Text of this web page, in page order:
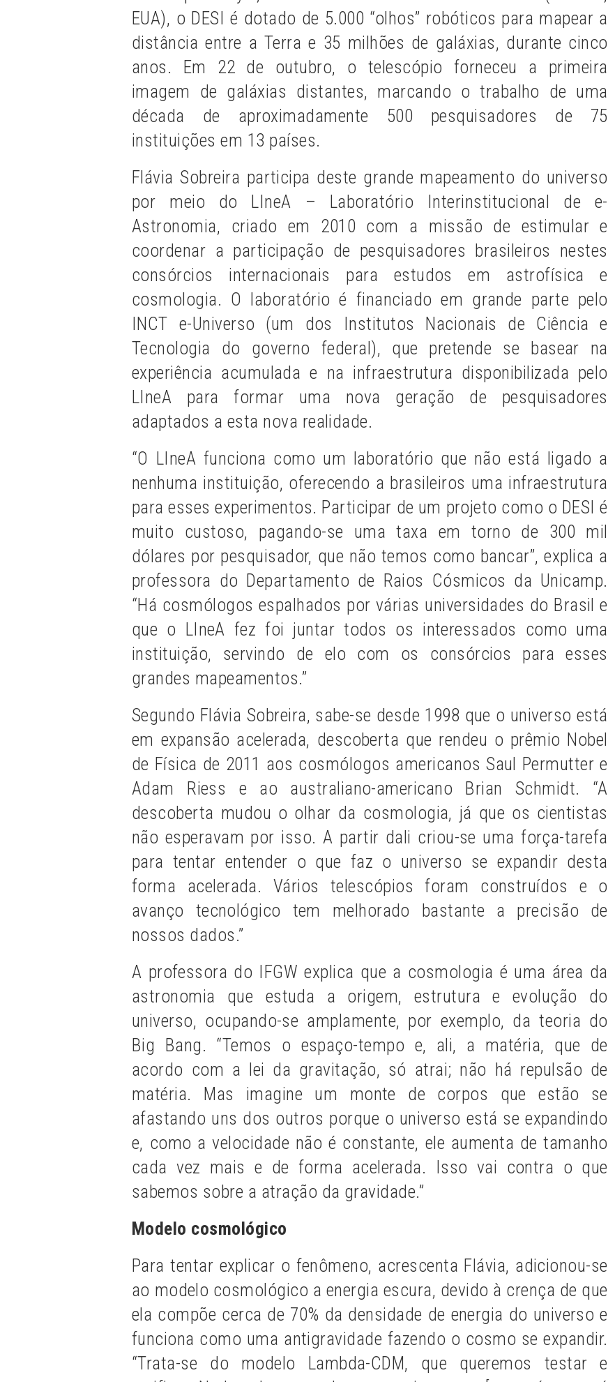
EUA), o DESI é dotado de 5.000 “olhos” robóticos para mapear a
distância entre a Terra e 35 milhões de galáxias, durante cinco
anos. Em 22 de outubro, o telescópio forneceu a primeira
imagem de galáxias distantes, marcando o trabalho de uma
década de aproximadamente 500 pesquisadores de 75
instituições em 13 países.
Flávia Sobreira participa deste grande mapeamento do universo
por meio do LIneA – Laboratório Interinstitucional de e-
Astronomia, criado em 2010 com a missão de estimular e
coordenar a participação de pesquisadores brasileiros nestes
consórcios internacionais para estudos em astrofísica e
cosmologia. O laboratório é financiado em grande parte pelo
INCT e-Universo (um dos Institutos Nacionais de Ciência e
Tecnologia do governo federal), que pretende se basear na
experiência acumulada e na infraestrutura disponibilizada pelo
LIneA para formar uma nova geração de pesquisadores
adaptados a esta nova realidade.
“O LIneA funciona como um laboratório que não está ligado a
nenhuma instituição, oferecendo a brasileiros uma infraestrutura
para esses experimentos. Participar de um projeto como o DESI é
muito custoso, pagando-se uma taxa em torno de 300 mil
dólares por pesquisador, que não temos como bancar”, explica a
professora do Departamento de Raios Cósmicos da Unicamp.
“Há cosmólogos espalhados por várias universidades do Brasil e
que o LIneA fez foi juntar todos os interessados como uma
instituição, servindo de elo com os consórcios para esses
grandes mapeamentos.”
Segundo Flávia Sobreira, sabe-se desde 1998 que o universo está
em expansão acelerada, descoberta que rendeu o prêmio Nobel
de Física de 2011 aos cosmólogos americanos Saul Permutter e
Adam Riess e ao australiano-americano Brian Schmidt. “A
descoberta mudou o olhar da cosmologia, já que os cientistas
não esperavam por isso. A partir dali criou-se uma força-tarefa
para tentar entender o que faz o universo se expandir desta
forma acelerada. Vários telescópios foram construídos e o
avanço tecnológico tem melhorado bastante a precisão de
nossos dados.”
A professora do IFGW explica que a cosmologia é uma área da
astronomia que estuda a origem, estrutura e evolução do
universo, ocupando-se amplamente, por exemplo, da teoria do
Big Bang. “Temos o espaço-tempo e, ali, a matéria, que de
acordo com a lei da gravitação, só atrai; não há repulsão de
matéria. Mas imagine um monte de corpos que estão se
afastando uns dos outros porque o universo está se expandindo
e, como a velocidade não é constante, ele aumenta de tamanho
cada vez mais e de forma acelerada. Isso vai contra o que
sabemos sobre a atração da gravidade.”
Modelo cosmológico
Para tentar explicar o fenômeno, acrescenta Flávia, adicionou-se
ao modelo cosmológico a energia escura, devido à crença de que
ela compõe cerca de 70% da densidade de energia do universo e
funciona como uma antigravidade fazendo o cosmo se expandir.
“Trata-se do modelo Lambda-CDM, que queremos testar e